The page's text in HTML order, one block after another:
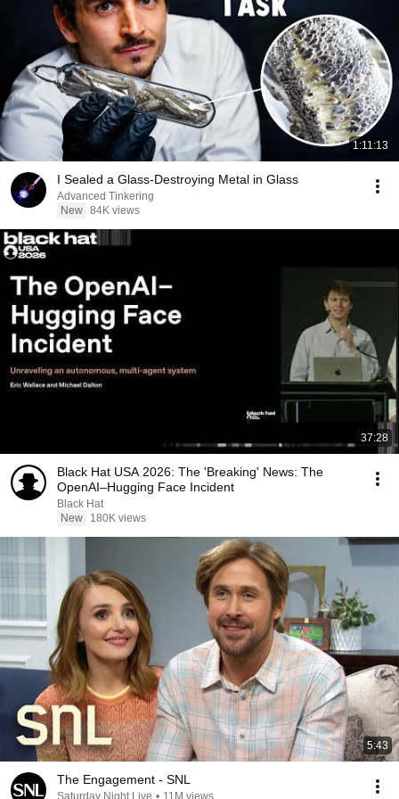
1:11:13
I Sealed a Glass-Destroying Metal in Glass
Advanced Tinkering
New 84K views
37:28
Black Hat USA 2026: The 'Breaking' News: The
OpenAI–Hugging Face Incident
Black Hat
New
180K views
5:43
The Engagement - SNL
Saturday Night Live • 11M views